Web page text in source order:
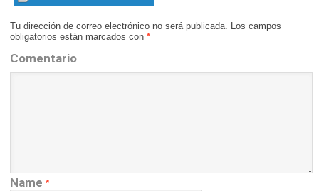
Tu dirección de correo electrónico no será publicada. Los campos
obligatorios están marcados con *
Comentario
Name *